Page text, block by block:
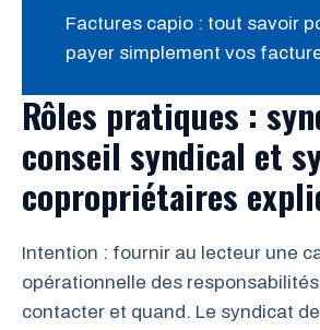
Factures capio : tout savoir
payer simplement vos
Rôles pratiques :
conseil syndical et
copropriétaires
Intention : fournir au lecteur une
opérationnelle des
contacter et quand. Le syndicat